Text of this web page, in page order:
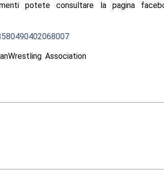
potete consultare la pagina
Association